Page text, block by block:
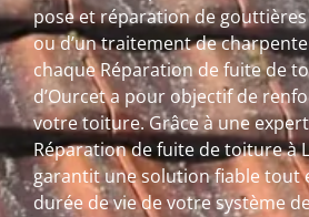
pose et réparation de gouttières
ou d’un traitement de charpente
chaque Réparation de fuite de
d’Ourcet a pour objectif de
votre toiture. Grâce à une
Réparation de fuite de toiture à
garantit une solution fiable tout
durée de vie de votre système